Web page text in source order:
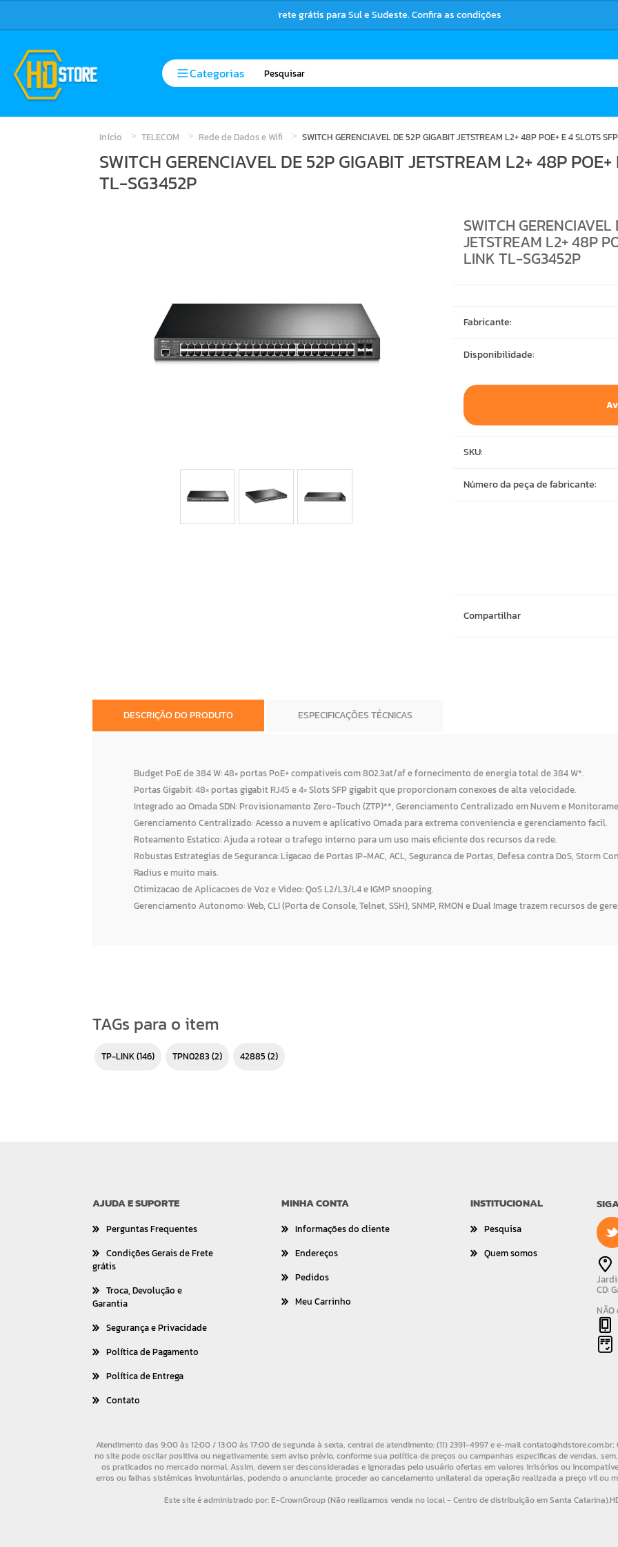
Frete grátis para Sul e Sudeste. Confira as condições
Categorias
Início TELECOM Rede de Dados e Wifi SWITCH GERENCIAVEL DE 52P GIGABIT JETSTREAM L2+ 48P POE+ E 4 SLOTS
SWITCH GERENCIAVEL DE 52P GIGABIT JETSTREAM L2+ 48P
TL-SG3452P
SWITCH
JETSTREAM L2+ 48P
LINK TL-SG3452P
Fabricante:
Disponibilidade:
SKU:
Número da peça de fabricante:
Compartilhar
DESCRIÇÃO DO PRODUTO ESPECIFICAÇÕES TÉCNICAS
Budget PoE de 384 W: 48× portas PoE+ compativeis com 802.3at/af e fornecimento de energia total de 384 W*.
Portas Gigabit: 48× portas gigabit RJ45 e 4× Slots SFP gigabit que proporcionam conexoes de alta velocidade.
Integrado ao Omada SDN: Provisionamento Zero-Touch (ZTP)**, Gerenciamento Centralizado em Nuvem e
Gerenciamento Centralizado: Acesso a nuvem e aplicativo Omada para extrema conveniencia e gerenciamento facil.
Roteamento Estatico: Ajuda a rotear o trafego interno para um uso mais eficiente dos recursos da rede.
Robustas Estrategias de Seguranca: Ligacao de Portas IP-MAC, ACL, Seguranca de Portas, Defesa contra DoS, Storm
Radius e muito mais.
Otimizacao de Aplicacoes de Voz e Video: QoS L2/L3/L4 e IGMP snooping.
Gerenciamento Autonomo: Web, CLI (Porta de Console, Telnet, SSH), SNMP, RMON e Dual Image trazem recursos de
TAGs para o item
TP-LINK(146) TPN0283(2) 42885 (2)
AJUDA E SUPORTE
Perguntas Frequentes
Condições Gerais de Frete
grátis
Troca, Devolução e
Garantia
Segurança e Privacidade
Política de Pagamento
Política de Entrega
Contato
MINHA CONTA
Informações do cliente
Endereços
Pedidos
Meu Carrinho
INSTITUCIONAL
Pesquisa
Quem somos
CD: